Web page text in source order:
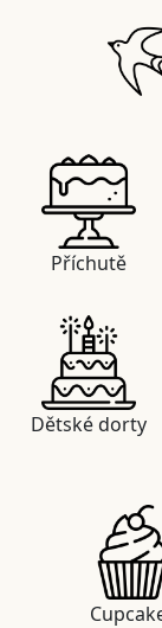
Příchutě
Dětské dorty